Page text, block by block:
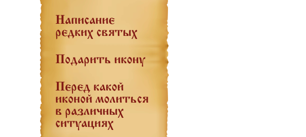
Написание
редких святых
Подарить икону
Перед какой
иконой молиться
в различных
ситуациях